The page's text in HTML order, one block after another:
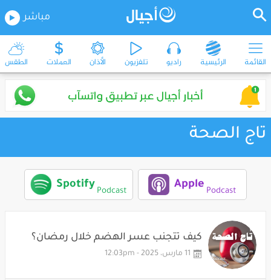
مباشر
القائمة الرئيسية راديو تلفزيون الأذان العملات الطقس
تاج الصحة
Apple
Podcast
Spotify
Podcast
كيف تتجنب عسر الهضم خلال رمضان؟
11 مارس، 2025 - 12:03pm